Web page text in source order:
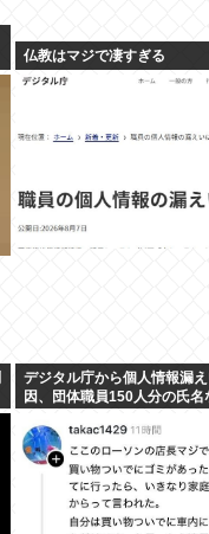
仏教はマジで凄すぎる
デジタル庁から個人情報漏
因、団体職員150人分の氏名